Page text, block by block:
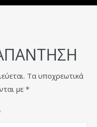
Τα υποχρεωτικά
με *